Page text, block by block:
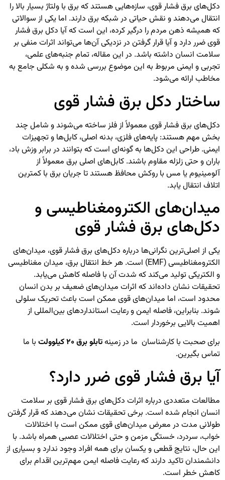
دکل‌های برق فشار قوی، سازه‌هایی هستند که برق با ولتاژ بسیار بالا را
انتقال می‌دهند و نقش حیاتی در شبکه برق دارند. اما یکی از سوالاتی
که همیشه ذهن مردم را درگیر کرده، این است که آیا دکل برق فشار
قوی ضرر دارد و آیا قرار گرفتن در نزدیکی آن‌ها می‌تواند اثرات منفی بر
سلامت انسان داشته باشد. در این مقاله، تمام جنبه‌های علمی،
تجربی و ایمنی مربوط به این موضوع بررسی شده و به شکلی جامع به
مخاطب ارائه می‌شود.
ساختار دکل برق فشار قوی
دکل‌های برق فشار قوی معمولاً از فلز ساخته می‌شوند و شامل چند
بخش مهم هستند: پایه‌های فلزی، بدنه اصلی، کابل‌ها و تجهیزات
ایمنی. طراحی این دکل‌ها به گونه‌ای است که بتوانند در برابر وزش باد،
باران و حتی زلزله مقاوم باشند. کابل‌های اصلی برق معمولاً از
آلومینیوم یا مس با روکش محافظ هستند تا جریان برق با کمترین
اتلاف انتقال یابد.
میدان‌های الکترومغناطیسی و
دکل‌های برق فشار قوی
یکی از اصلی‌ترین نگرانی‌ها درباره دکل‌های برق فشار قوی، میدان‌های
الکترومغناطیسی (EMF) است. هر خط انتقال برق، میدان مغناطیسی
و الکتریکی تولید می‌کند که شدت آن با فاصله کاهش می‌یابد.
تحقیقات نشان داده‌اند که اثرات میدان‌های ضعیف بر بدن انسان
محدود است، اما میدان‌های قوی ممکن است باعث تحریک سلولی
شوند. بنابراین، فاصله ایمن و رعایت استانداردهای بین‌المللی از
اهمیت بالایی برخوردار است.
برای صحبت با کارشناسان ما در زمینهتابلو برق ۲۰ کیلوولت
با ما
تماس بگیرین.
آیا برق فشار قوی ضرر دارد؟
مطالعات متعددی درباره اثرات دکل‌های برق فشار قوی بر سلامت
انسان انجام شده است. برخی تحقیقات نشان می‌دهند که قرار گرفتن
طولانی مدت در معرض میدان‌های قوی ممکن است با اختلالات
خواب، سردرد، خستگی مزمن و حتی اختلالات عصبی همراه باشد. با
این حال، نتایج قطعی و یکسان برای همه افراد وجود ندارد و بسیاری از
دانشمندان تاکید دارند که رعایت فاصله ایمن مهم‌ترین اقدام برای
کاهش خطر است.